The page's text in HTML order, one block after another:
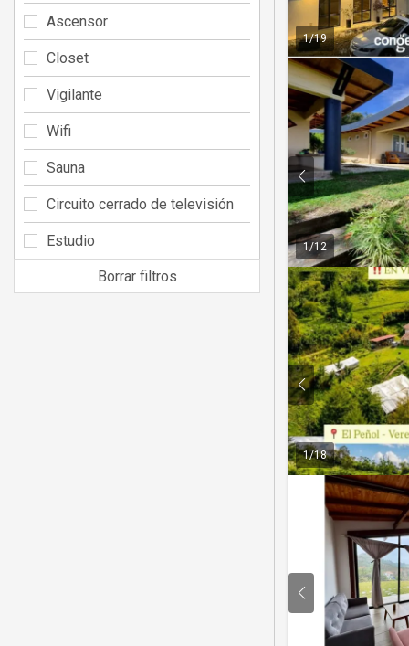
1/19
1/12
1/18
Ascensor
Closet
Vigilante
Wifi
Sauna
Circuito cerrado de televisión
Estudio
Borrar filtros